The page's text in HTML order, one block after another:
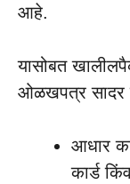
आहे.
यासोबत
ओळखपत्र
आधार
कार्ड